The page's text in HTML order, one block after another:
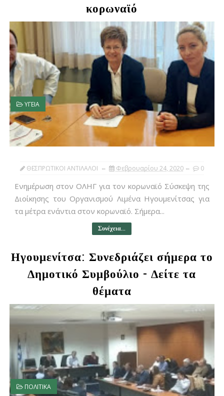
κορωναϊό
ΥΓΕΙΑ
ΘΕΣΠΡΩΤΙΚΟΙ ΑΝΤΙΛΑΛΟΙ Φεβρουαρίου 24, 2020 0
Ενημέρωση στον ΟΛΗΓ για τον κορωναϊό Σύσκεψη της
Διοίκησης του Οργανισμού Λιμένα Ηγουμενίτσας για
τα μέτρα ενάντια στον κορωναϊό. Σήμερα...
Συνέχεια...
Ηγουμενίτσα: Συνεδριάζει σήμερα το
Δημοτικό Συμβούλιο - Δείτε τα
θέματα
ΠΟΛΙΤΙΚΑ